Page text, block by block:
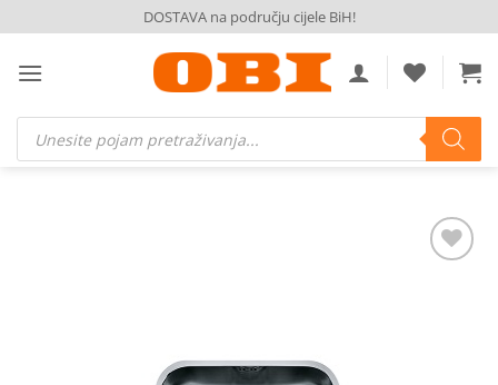
to
content
DOSTAVA na području cijele BiH!
Products
search